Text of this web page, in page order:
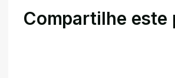
Compartilhe este